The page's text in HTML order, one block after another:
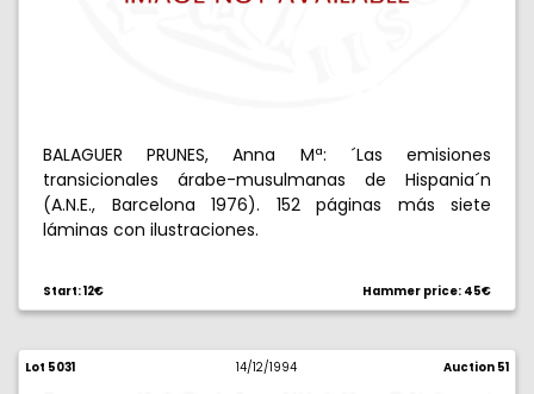
BALAGUER PRUNES, Anna Mª: ´Las emisiones
transicionales árabe-musulmanas de Hispania´n
(A.N.E., Barcelona 1976). 152 páginas más siete
láminas con ilustraciones.
Start: 12€ Hammer price: 45€
Lot 5031 14/12/1994 Auction 51